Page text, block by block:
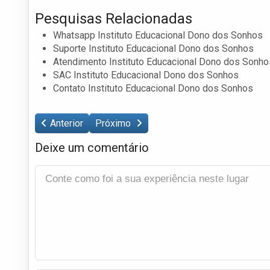
Pesquisas Relacionadas
Whatsapp Instituto Educacional Dono dos Sonhos
Suporte Instituto Educacional Dono dos Sonhos
Atendimento Instituto Educacional Dono dos
SAC Instituto Educacional Dono dos Sonhos
Contato Instituto Educacional Dono dos Sonhos
Anterior Próximo
Deixe um comentário